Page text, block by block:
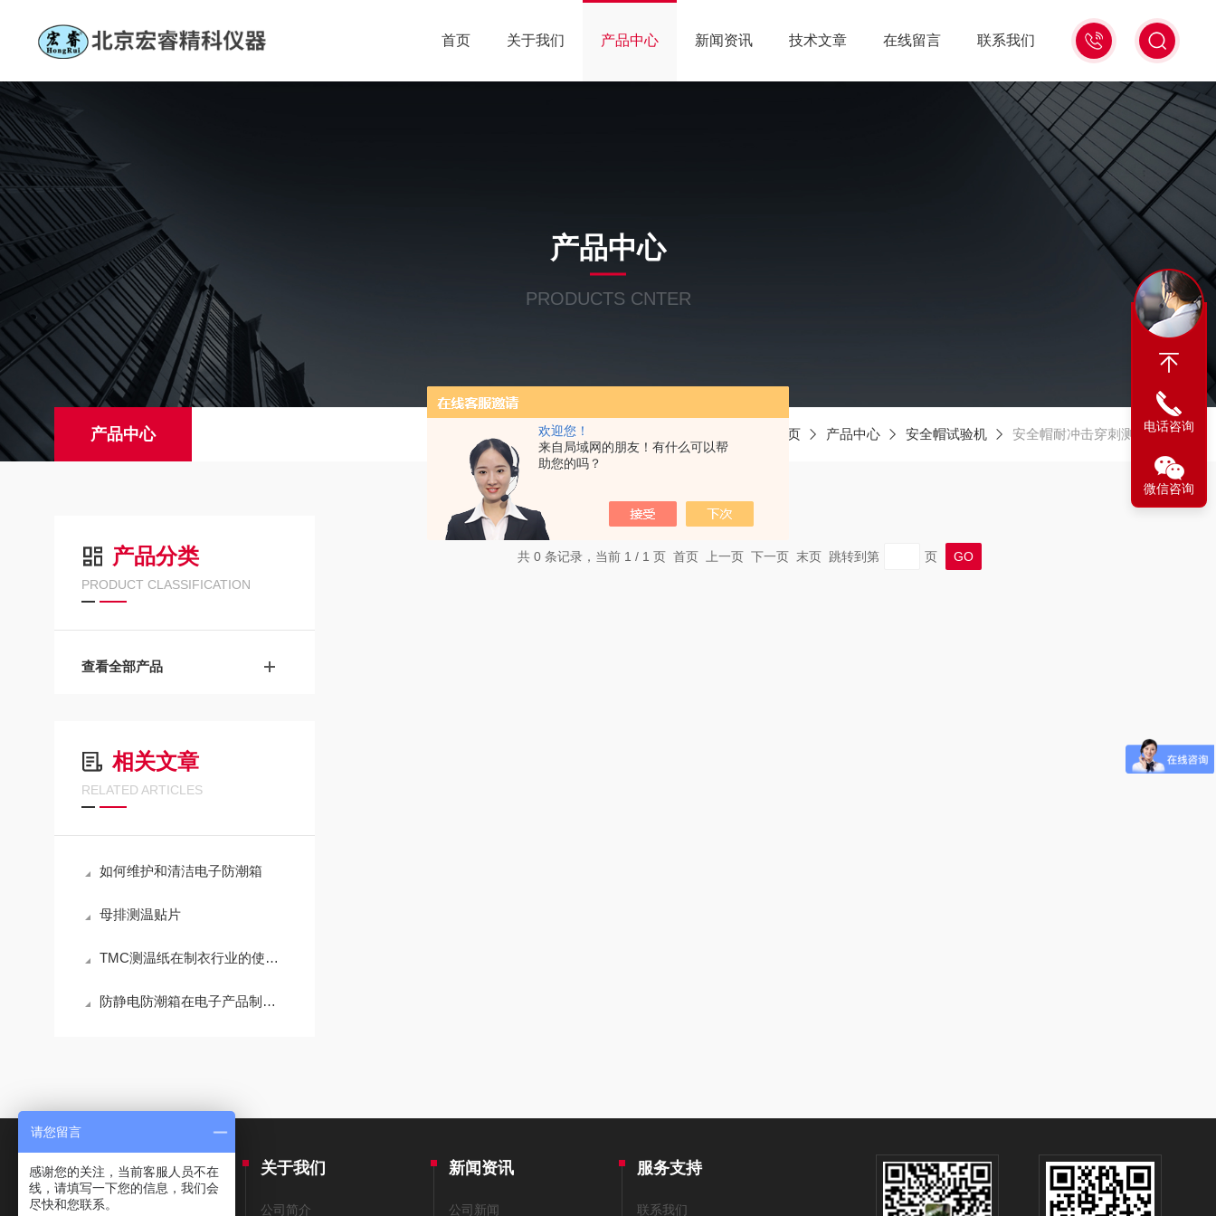
欢迎您！
来自局域网的朋友！有什么可以帮
助您的吗？
13439477936
首页 关于我们 产品中心 新闻资讯 技术文章 在线留言 联系我们
产品中心
PRODUCTS CNTER
产品中心 首页 产品中心 安全帽试验机 安全帽耐冲击穿刺测试仪
产品分类
PRODUCT CLASSIFICATION
查看全部产品
相关文章
RELATED ARTICLES
如何维护和清洁电子防潮箱
母排测温贴片
TMC测温纸在制衣行业的使用方法
防静电防潮箱在电子产品制造生产过程中的应用
共 0 条记录，当前 1 / 1 页 首页 上一页 下一页 末页 跳转到第 页
产品中心
THERMAX测温纸
关于我们
公司简介
新闻资讯
公司新闻
服务支持
联系我们
电话咨询
微信咨询
请您留言
感谢您的关注，当前客服人员不在
线，请填写一下您的信息，我们会
尽快和您联系。